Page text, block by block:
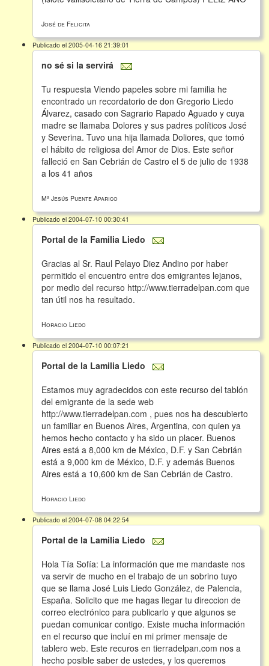
José de Felicita
Publicado el 2005-04-16 21:39:01
no sé si la servirá
Tu respuesta Viendo papeles sobre mi familia he
encontrado un recordatorio de don Gregorio Liedo
Álvarez, casado con Sagrario Rapado Aguado y cuya
madre se llamaba Dolores y sus padres políticos José
y Severina. Tuvo una hija llamada Doliores, que tomó
el hábito de religiosa del Amor de Dios. Este señor
falleció en San Cebrián de Castro el 5 de julio de 1938
a los 41 años
Mª Jesús Puente Aparico
Publicado el 2004-07-10 00:30:41
Portal de la Familia Liedo
Gracias al Sr. Raul Pelayo Diez Andino por haber
permitido el encuentro entre dos emigrantes lejanos,
por medio del recurso http://www.tierradelpan.com que
tan útil nos ha resultado.
Horacio Liedo
Publicado el 2004-07-10 00:07:21
Portal de la Lamilia Liedo
Estamos muy agradecidos con este recurso del tablón
del emigrante de la sede web
http://www.tierradelpan.com , pues nos ha descubierto
un familiar en Buenos Aires, Argentina, con quien ya
hemos hecho contacto y ha sido un placer. Buenos
Aires está a 8,000 km de México, D.F. y San Cebrián
está a 9,000 km de México, D.F. y además Buenos
Aires está a 10,600 km de San Cebrián de Castro.
Horacio Liedo
Publicado el 2004-07-08 04:22:54
Portal de la Lamilia Liedo
Hola Tía Sofía: La información que me mandaste nos
va servir de mucho en el trabajo de un sobrino tuyo
que se llama José Luis Liedo González, de Palencia,
España. Solicito que me hagas llegar tu direccion de
correo electrónico para publicarlo y que algunos se
puedan comunicar contigo. Existe mucha información
en el recurso que incluí en mi primer mensaje de
tablero web. Este recuros en tierradelpan.com nos a
hecho posible saber de ustedes, y los queremos